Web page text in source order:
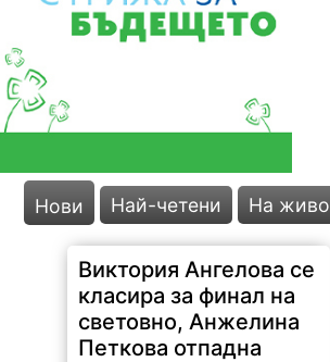
Нови Най-четени На живо
Виктория Ангелова се
класира за финал на
световно, Анжелина
Петкова отпадна